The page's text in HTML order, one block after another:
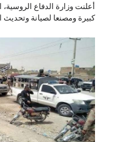
أعلنت وزارة الدفاع
كبيرة ومصنعا لصيانة وتحديث